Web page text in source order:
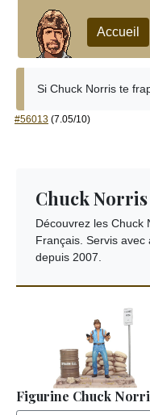
Accueil
Si Chuck Norris te
#56013 (7.05/10)
Chuck
Découvrez les Chuck
Français. Servis
depuis 2007.
Figurine Chuck